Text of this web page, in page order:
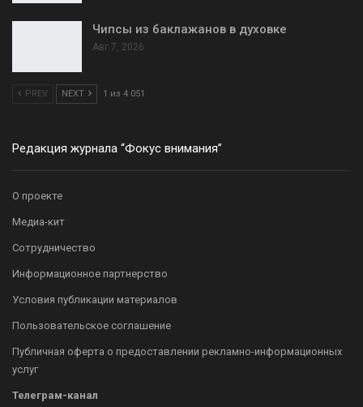
Чипсы из баклажанов в духовке
Авг 7, 2026
PREV NEXT 1 из 4 051
Редакция журнала “Фокус внимания”
О проекте
Медиа-кит
Сотрудничество
Информационное партнерство
Условия публикации материалов
Пользовательское соглашение
Публичная оферта о предоставлении рекламно-информационных
услуг
Телеграм-канал